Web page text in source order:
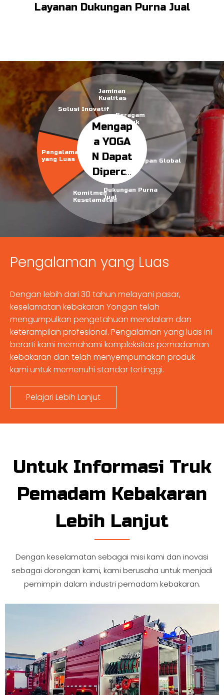
Layanan Dukungan Purna Jual
Mengap
a YOGA
N Dapat
Diperca
ya
Pengalaman
yang Luas
Solusi Inovatif
Jaminan
Kualitas
Beragam
Produk
Cakupan Global
Dukungan Purna
Jual
Komitmen
Keselamatan
Pengalaman yang Luas
Dengan lebih dari 30 tahun melayani pasar,
keselamatan kebakaran Yongan telah
mengumpulkan pengetahuan mendalam dan
keterampilan profesional. Pengalaman yang luas ini
berarti kami memahami kompleksitas pemadaman
kebakaran dan telah menyempurnakan produk
kami untuk memenuhi standar tertinggi.
Pelajari Lebih Lanjut
Untuk Informasi Truk
Pemadam Kebakaran
Lebih Lanjut
Dengan keselamatan sebagai misi kami dan inovasi
sebagai dorongan kami, kami berusaha untuk menjadi
pemimpin dalam industri pemadam kebakaran.